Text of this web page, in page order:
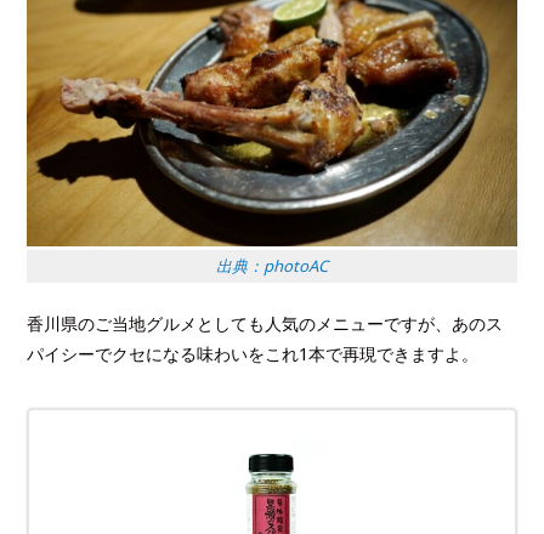
出典：photoAC
香川県のご当地グルメとしても人気のメニューですが、あのス
パイシーでクセになる味わいをこれ1本で再現できますよ。